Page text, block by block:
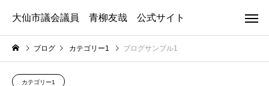
大仙市議会議員 青柳友哉 公式サイト
ブログ カテゴリー1 ブログサンプル1
カテゴリー1